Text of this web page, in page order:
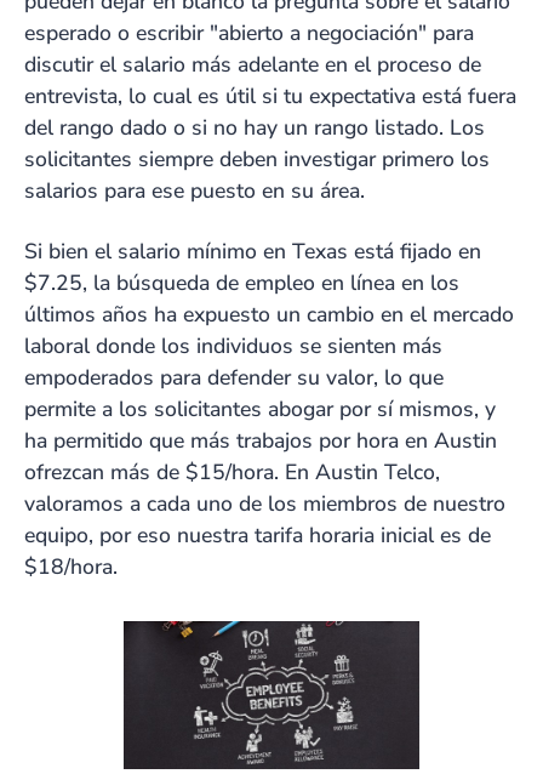
esperado o escribir "abierto a negociación" para
discutir el salario más adelante en el proceso de
entrevista, lo cual es útil si tu expectativa está fuera
del rango dado o si no hay un rango listado. Los
solicitantes siempre deben investigar primero los
salarios para ese puesto en su área.
Si bien el salario mínimo en Texas está fijado en
$7.25, la búsqueda de empleo en línea en los
últimos años ha expuesto un cambio en el mercado
laboral donde los individuos se sienten más
empoderados para defender su valor, lo que
permite a los solicitantes abogar por sí mismos, y
ha permitido que más trabajos por hora en Austin
ofrezcan más de $15/hora. En Austin Telco,
valoramos a cada uno de los miembros de nuestro
equipo, por eso nuestra tarifa horaria inicial es de
$18/hora.